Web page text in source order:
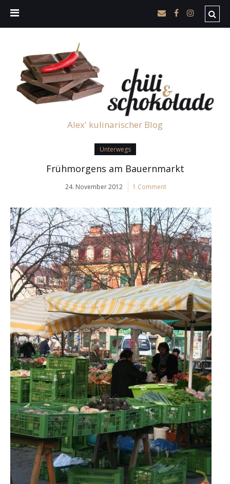
Alex' kulinarischer Blog
Unterwegs
Frühmorgens am Bauernmarkt
24. November 2012 1 Comment